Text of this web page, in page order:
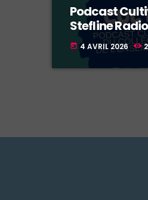
Podcast
Stefline Radio
today 4 AVRIL 2026